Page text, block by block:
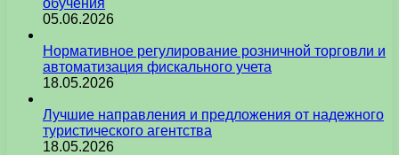
05.06.2026
Нормативное регулирование розничной торговли и
автоматизация фискального учета
18.05.2026
Лучшие направления и предложения от надежного
туристического агентства
18.05.2026